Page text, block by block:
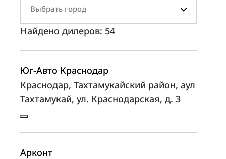
Выбрать город
Найдено дилеров: 54
Юг-Авто Краснодар
Краснодар, Тахтамукайский район, аул
Тахтамукай, ул. Краснодарская, д. 3
Арконт